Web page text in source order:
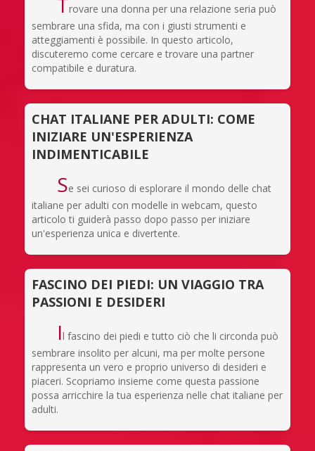
rovare una donna per una relazione seria può
sembrare una sfida, ma con i giusti strumenti e
atteggiamenti è possibile. In questo articolo,
discuteremo come cercare e trovare una partner
compatibile e duratura.
CHAT ITALIANE PER ADULTI: COME
INIZIARE UN'ESPERIENZA
INDIMENTICABILE
Se sei curioso di esplorare il mondo delle chat
italiane per adulti con modelle in webcam, questo
articolo ti guiderà passo dopo passo per iniziare
un'esperienza unica e divertente.
FASCINO DEI PIEDI: UN VIAGGIO TRA
PASSIONI E DESIDERI
Il fascino dei piedi e tutto ciò che li circonda può
sembrare insolito per alcuni, ma per molte persone
rappresenta un vero e proprio universo di desideri e
piaceri. Scopriamo insieme come questa passione
possa arricchire la tua esperienza nelle chat italiane per
adulti.